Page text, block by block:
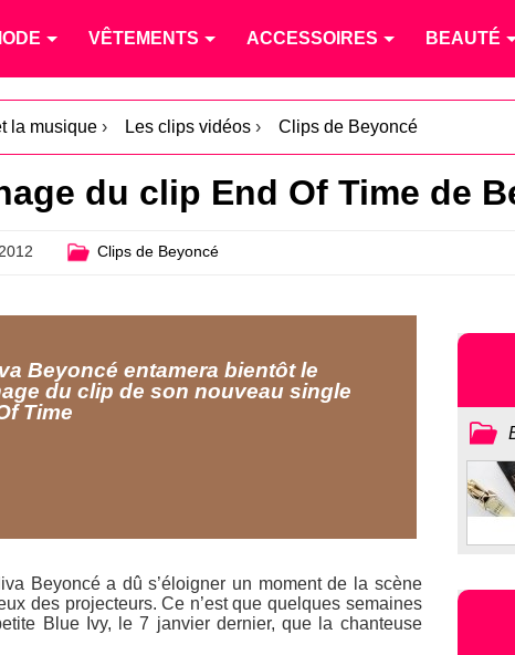
VÊTEMENTS ACCESSOIRES BEAUTÉ
la musique › Les clips vidéos › Clips de Beyoncé
du clip End Of Time de
Clips de Beyoncé
Beyoncé entamera bientôt le
du clip de son nouveau single
Time
Beyoncé a dû s’éloigner un moment de la scène
des projecteurs. Ce n’est que quelques semaines
Blue Ivy, le 7 janvier dernier, que la chanteuse